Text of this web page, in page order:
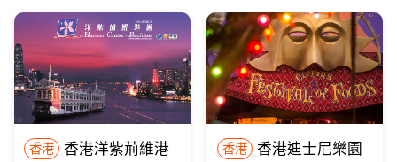
香港
香港洋紫荊維港
香港
香港迪士尼樂園